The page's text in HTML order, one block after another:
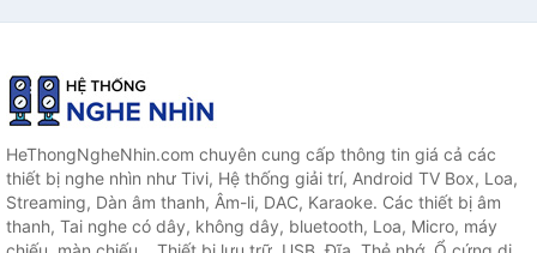
HeThongNgheNhin.com chuyên cung cấp thông tin giá cả các
thiết bị nghe nhìn như Tivi, Hệ thống giải trí, Android TV Box, Loa,
Streaming, Dàn âm thanh, Âm-li, DAC, Karaoke. Các thiết bị âm
thanh, Tai nghe có dây, không dây, bluetooth, Loa, Micro, máy